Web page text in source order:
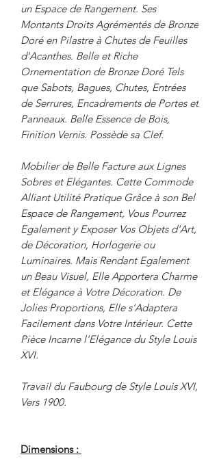
un Espace de Rangement. Ses
Montants Droits Agrémentés de Bronze
Doré en Pilastre à Chutes de Feuilles
d'Acanthes. Belle et Riche
Ornementation de Bronze Doré Tels
que Sabots, Bagues, Chutes, Entrées
de Serrures, Encadrements de Portes et
Panneaux. Belle Essence de Bois,
Finition Vernis. Possède sa Clef.
Mobilier de Belle Facture aux Lignes
Sobres et Elégantes. Cette Commode
Alliant Utilité Pratique Grâce à son Bel
Espace de Rangement, Vous Pourrez
Egalement y Exposer Vos Objets d'Art,
de Décoration, Horlogerie ou
Luminaires. Mais Rendant Egalement
un Beau Visuel, Elle Apportera Charme
et Elégance à Votre Décoration. De
Jolies Proportions, Elle s'Adaptera
Facilement dans Votre Intérieur. Cette
Pièce Incarne l'Elégance du Style Louis
XVI.
Travail du Faubourg de Style Louis XVI,
Vers 1900.
Dimensions :